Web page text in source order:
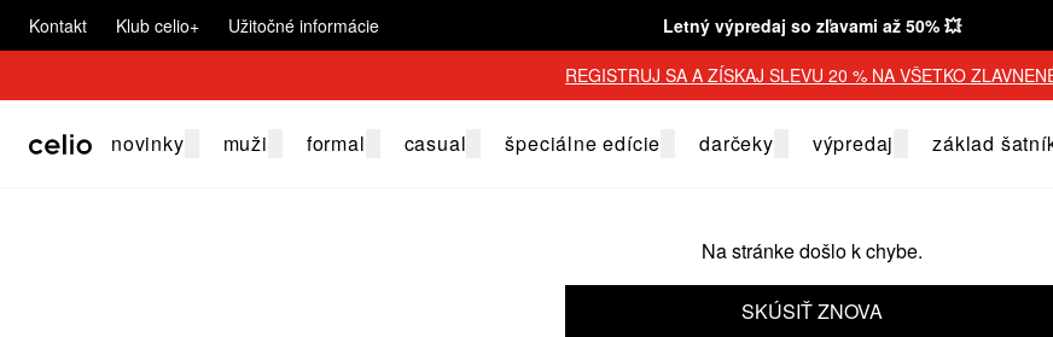
Kontakt Klub celio+ Užitočné informácie Letný výpredaj so zľavami až 50% 💥
REGISTRUJ SA A ZÍSKAJ SLEVU 20 % NA VŠETKO
novinky muži formal casual špeciálne edície darčeky výpredaj základ
Na stránke došlo k chybe.
SKÚSIŤ ZNOVA